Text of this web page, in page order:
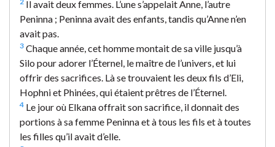
Il avait deux femmes. L’une s’appelait Anne, l’autre
Peninna ; Peninna avait des enfants, tandis qu’Anne n’en
avait pas.
3 Chaque année, cet homme montait de sa ville jusqu’à
Silo pour adorer l’Éternel, le maître de l’univers, et lui
offrir des sacrifices. Là se trouvaient les deux fils d’Eli,
Hophni et Phinées, qui étaient prêtres de l’Éternel.
4 Le jour où Elkana offrait son sacrifice, il donnait des
portions à sa femme Peninna et à tous les fils et à toutes
les filles qu’il avait d’elle.